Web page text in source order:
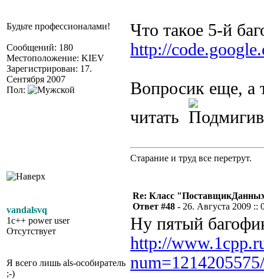
Будьте профессионалами!
Сообщений: 180
Местоположение: KIEV
Зарегистрирован: 17.
Сентября 2007
Пол:
Что такое 5-й
http://
Вопросик еще, а
читать
Старание и труд все перетрут.
vandalsvq
1c++ power user
Отсутствует
Я всего лишь als-особиратель
;-)
Re: Класс
Ответ #48 - 26. Августа 2009 ::
Ну пятый
http://